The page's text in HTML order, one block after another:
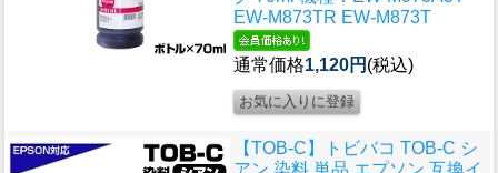
EW-M873TR EW-M873T
通常価格1,120円 (税込)
【TOB-C】トビバコ TOB-C シ